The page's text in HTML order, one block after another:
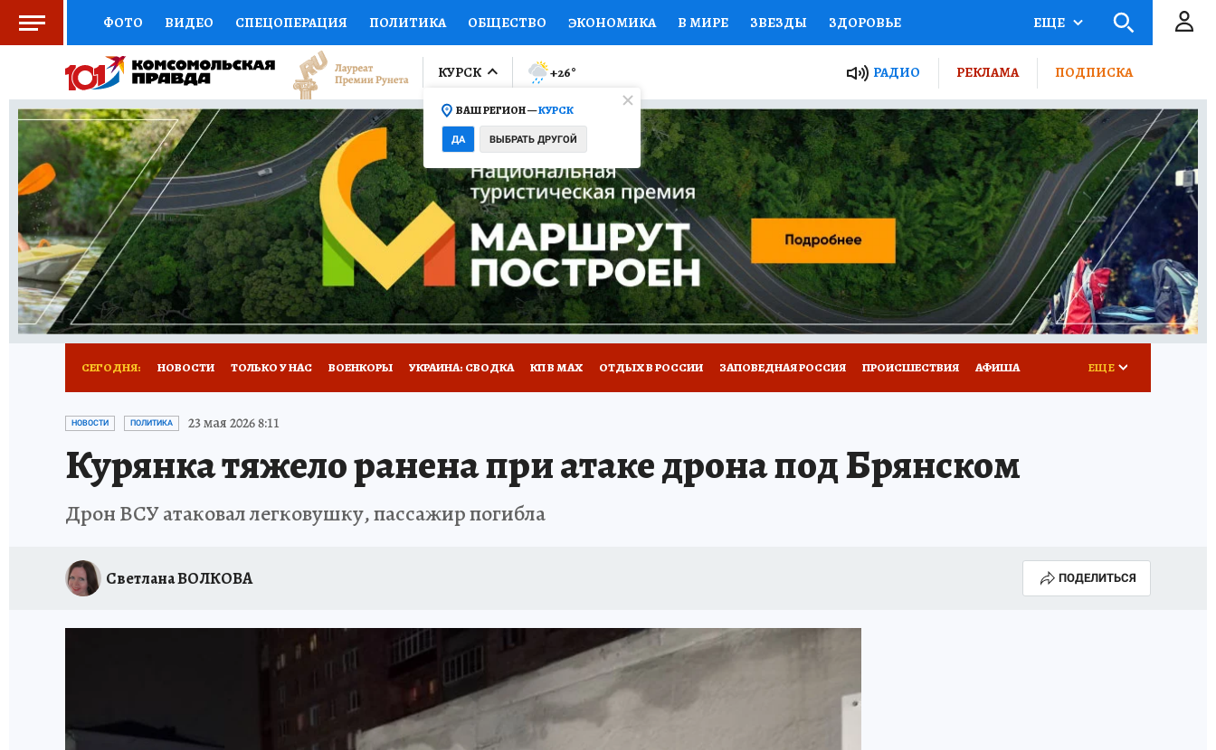
ФОТО ВИДЕО СПЕЦОПЕРАЦИЯ ПОЛИТИКА ОБЩЕСТВО ЭКОНОМИКА В МИРЕ ЗВЕЗДЫ ЗДОРОВЬЕ
СОЦПОДДЕРЖКА НАУКА СПОРТ КОЛУМНИСТЫ ПРОИСШЕСТВИЯ НАЦИОНАЛЬНЫЕ ПРОЕКТЫ РОССИИ
ВЫБОР ЭКСПЕРТОВ ДОКТОР ФИНАНСЫ ОТКРЫВАЕМ МИР Я ЗНАЮ СЕМЬЯ ЖЕНСКИЕ СЕКРЕТЫ ПУТЕВОДИТЕЛЬ
КНИЖНАЯ ПОЛКА ПРОГНОЗЫ НА СПОРТ ПРОМОКОДЫ СЕРИАЛЫ СПЕЦПРОЕКТЫ ДЕФИЦИТ ЖЕЛЕЗА ТУРИЗМ
ПРЕСС-ЦЕНТР НЕДВИЖИМОСТЬ ТЕЛЕВИЗОР КОЛЛЕКЦИИ КОНКУРСЫ РАБОТА У НАС ГИД ПОТРЕБИТЕЛЯ ВСЕ О КП
РАДИО КП РЕКЛАМА ТЕСТЫ НОВОЕ НА САЙТЕ
ЕЩЕ
КУРСК
ВАШ РЕГИОН —КУРСК
ДА ВЫБРАТЬ ДРУГОЙ
+26° РАДИО РЕКЛАМА ПОДПИСКА
СЕГОДНЯ: НОВОСТИ ТОЛЬКО У НАС ВОЕНКОРЫ УКРАИНА: СВОДКА КП В МАХ ОТДЫХ В РОССИИ ЗАПОВЕДНАЯ РОССИЯ ПРОИСШЕСТВИЯ АФИША
ИСПЫТАНО НА СЕБЕ
ЕЩЕ
НОВОСТИ ПОЛИТИКА 23 мая 2026 8:11
Курянка тяжело ранена при атаке дрона под Брянском
Дрон ВСУ атаковал легковушку, пассажир погибла
Светлана ВОЛКОВА ПОДЕЛИТЬСЯ